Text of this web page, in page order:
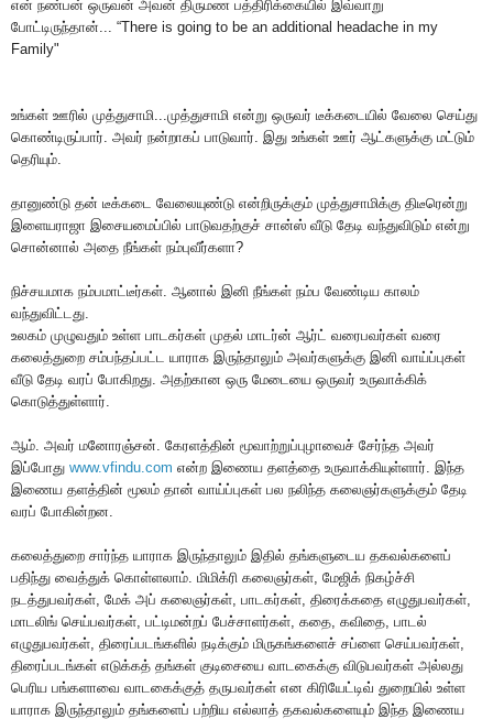
என் நண்பன் ஒருவன் அவன் திருமண பத்திரிக்கையில் இவ்வாறு
போட்டிருந்தான்... “There is going to be an additional headache in my
Family"
உங்கள் ஊரில் முத்துசாமி...முத்துசாமி என்று ஒருவர் டீக்கடையில் வேலை செய்து
கொண்டிருப்பார். அவர் நன்றாகப் பாடுவார். இது உங்கள் ஊர் ஆட்களுக்கு மட்டும்
தெரியும்.
தானுண்டு தன் டீக்கடை வேலையுண்டு என்றிருக்கும் முத்துசாமிக்கு திடீரென்று
இளையராஜா இசையமைப்பில் பாடுவதற்குச் சான்ஸ் வீடு தேடி வந்துவிடும் என்று
சொன்னால் அதை நீங்கள் நம்புவீர்களா?
நிச்சயமாக நம்பமாட்டீர்கள். ஆனால் இனி நீங்கள் நம்ப வேண்டிய காலம்
வந்துவிட்டது.
உலகம் முழுவதும் உள்ள பாடகர்கள் முதல் மாடர்ன் ஆர்ட் வரைபவர்கள் வரை
கலைத்துறை சம்பந்தப்பட்ட யாராக இருந்தாலும் அவர்களுக்கு இனி வாய்ப்புகள்
வீடு தேடி வரப் போகிறது. அதற்கான ஒரு மேடையை ஒருவர் உருவாக்கிக்
கொடுத்துள்ளார்.
ஆம். அவர் மனோரஞ்சன். கேரளத்தின் மூவாற்றுப்புழாவைச் சேர்ந்த அவர்
இப்போது www.vfindu.com என்ற இணைய தளத்தை உருவாக்கியுள்ளார். இந்த
இணைய தளத்தின் மூலம் தான் வாய்ப்புகள் பல நலிந்த கலைஞர்களுக்கும் தேடி
வரப் போகின்றன.
கலைத்துறை சார்ந்த யாராக இருந்தாலும் இதில் தங்களுடைய தகவல்களைப்
பதிந்து வைத்துக் கொள்ளலாம். மிமிக்ரி கலைஞர்கள், மேஜிக் நிகழ்ச்சி
நடத்துபவர்கள், மேக் அப் கலைஞர்கள், பாடகர்கள், திரைக்கதை எழுதுபவர்கள்,
மாடலிங் செய்பவர்கள், பட்டிமன்றப் பேச்சாளர்கள், கதை, கவிதை, பாடல்
எழுதுபவர்கள், திரைப்படங்களில் நடிக்கும் மிருகங்களைச் சப்ளை செய்பவர்கள்,
திரைப்படங்கள் எடுக்கத் தங்கள் குடிசையை வாடகைக்கு விடுபவர்கள் அல்லது
பெரிய பங்களாவை வாடகைக்குத் தருபவர்கள் என கிரியேட்டிவ் துறையில் உள்ள
யாராக இருந்தாலும் தங்களைப் பற்றிய எல்லாத் தகவல்களையும் இந்த இணைய